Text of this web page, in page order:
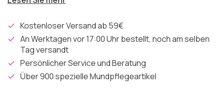
Kostenloser Versand ab 59€
An Werktagen vor 17:00 Uhr bestellt, noch am selben
Tag versandt
Persönlicher Service und Beratung
Über 900 spezielle Mundpflegeartikel